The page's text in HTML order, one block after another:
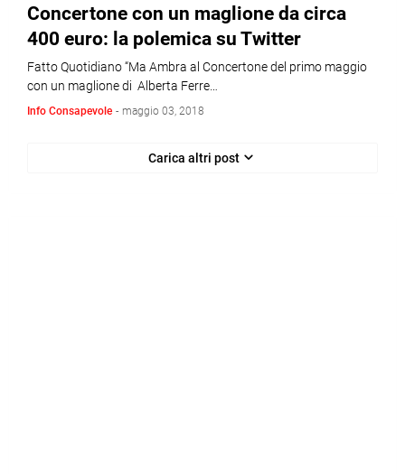
Concertone con un maglione da circa
400 euro: la polemica su Twitter
Fatto Quotidiano “Ma Ambra al Concertone del primo maggio
con un maglione di Alberta Ferre…
Info Consapevole - maggio 03, 2018
Carica altri post